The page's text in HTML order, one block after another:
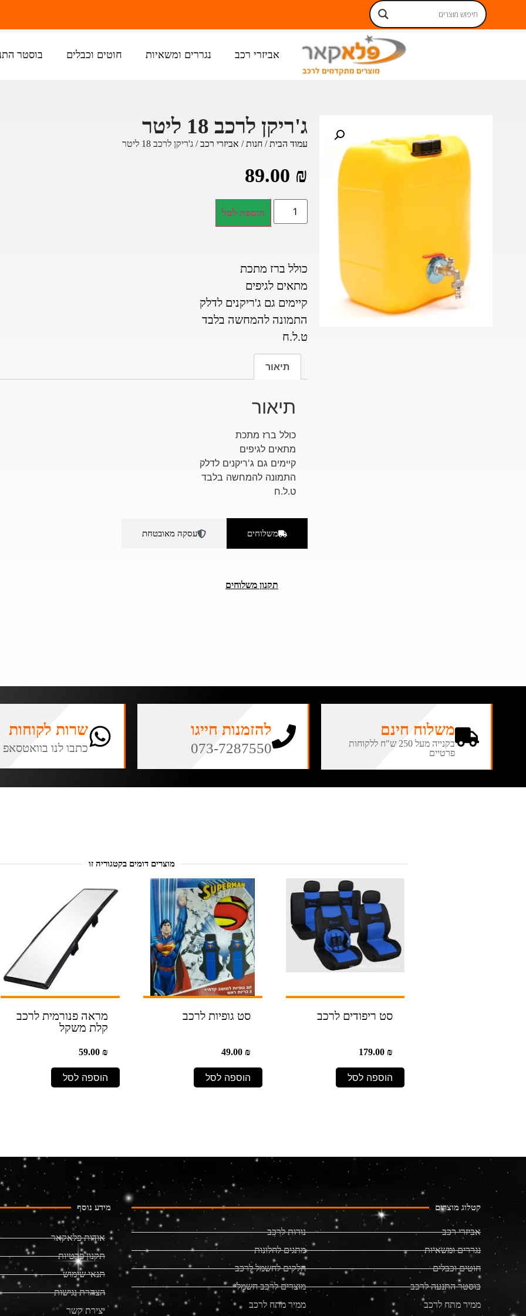
אביזרי רכב נגררים ומשאיות חוטים וכבלים בוסטר
ג'ריקן לרכב 18 ליטר
עמוד הבית/חנות/ אביזרי רכב/ ג'ריקן לרכב 18 ליטר
89.00 ₪
הוספה לסל
כולל ברז מתכת
מתאים לגיפים
קיימים גם ג'ריקנים לדלק
התמונה להמחשה בלבד
ט.ל.ח
תיאור
תיאור
כולל ברז מתכת
מתאים לגיפים
קיימים גם ג'ריקנים לדלק
התמונה להמחשה בלבד
ט.ל.ח
משלוחים עסקה מאובטחת
תקנון משלוחים
משלוח חינם
בקנייה מעל 250 ש"ח ללקוחות
פרטיים
להזמנות חייגו
073-7287550
שרות לקוחות
כתבו לנו בוואטסאפ
מוצרים דומים בקטגוריה זו
סט ריפודים לרכב
179.00 ₪
הוספה לסל
סט גופיות לרכב
49.00 ₪
הוספה לסל
מראה פנורמית לרכב
קלת משקל
59.00 ₪
הוספה לסל
קטלוג מוצרים
אביזרי רכב
נגררים ומשאיות
חוטים וכבלים
בוסטר התנעה לרכב
ממיר מתח לרכב
נורות לרכב
מתגים לחלונות
חלקים לחשמל לרכב
מוצרים לרכב חשמלי
ממיר מתח לרכב
מידע נוסף
אודות פלאקאר
תקנון פרטיות
תנאי שימוש
הצהרת נגישות
יצירת קשר